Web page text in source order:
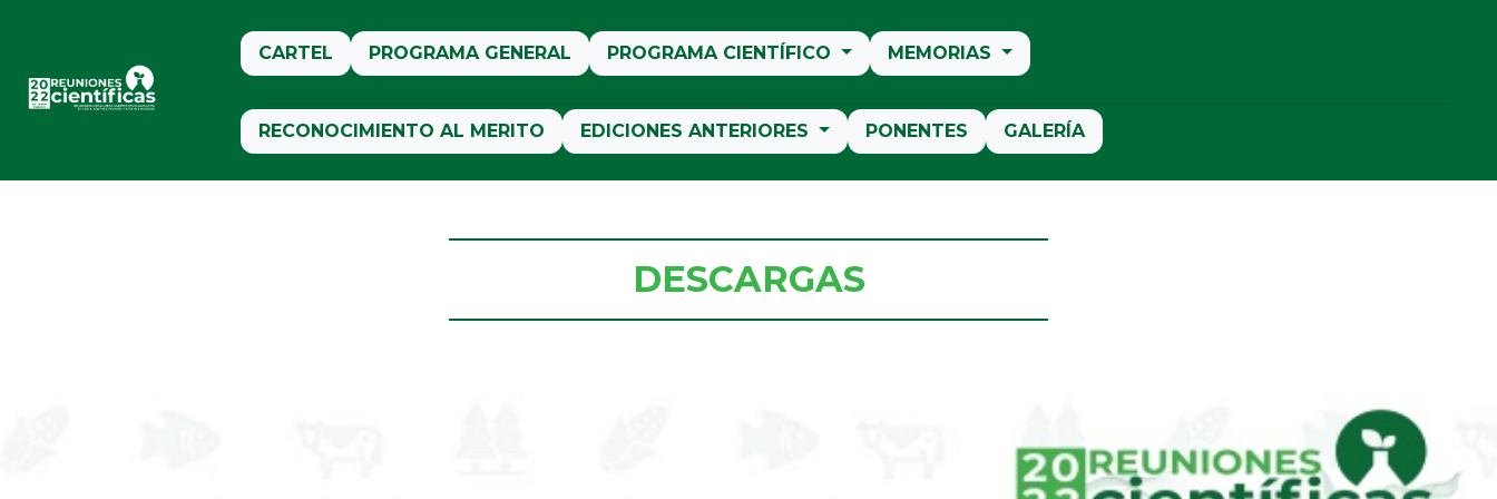
CARTEL PROGRAMA GENERAL PROGRAMA CIENTÍFICO MEMORIAS
RECONOCIMIENTO AL MERITO EDICIONES ANTERIORES PONENTES GALERÍA
DESCARGAS